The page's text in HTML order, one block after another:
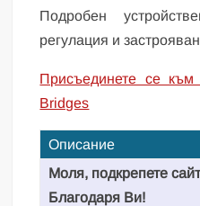
Подробен
регулация и
Присъединете се към
Bridges
Описание
Моля, подкрепете
Благодаря Ви!